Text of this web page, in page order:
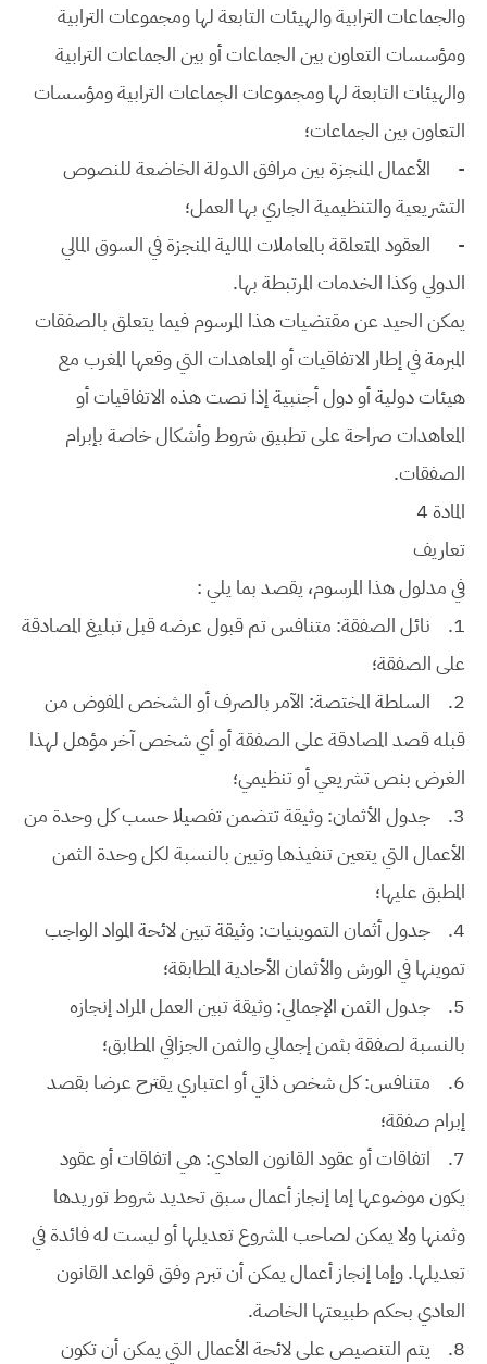
والجماعات الترابية والهيئات التابعة لها ومجموعات الترابية
ومؤسسات التعاون بين الجماعات أو بين الجماعات الترابية
والهيئات التابعة لها ومجموعات الجماعات الترابية ومؤسسات
التعاون بين الجماعات؛
-
الأعمال المنجزة بين مرافق الدولة الخاضعة للنصوص
التشريعية والتنظيمية الجاري بها العمل؛
-
العقود المتعلقة بالمعاملات المالية المنجزة في السوق المالي
الدولي وكذا الخدمات المرتبطة بها.
يمكن الحيد عن مقتضيات هذا المرسوم فيما يتعلق بالصفقات
المبرمة في إطار الاتفاقيات أو المعاهدات التي وقعها المغرب مع
هيئات دولية أو دول أجنبية إذا نصت هذه الاتفاقيات أو
المعاهدات صراحة على تطبيق شروط وأشكال خاصة بإبرام
الصفقات.
المادة 4
تعاريف
في مدلول هذا المرسوم، يقصد بما يلي :
1.
نائل الصفقة: متنافس تم قبول عرضه قبل تبليغ المصادقة
على الصفقة؛
2.
السلطة المختصة: الآمر بالصرف أو الشخص المفوض من
قبله قصد المصادقة على الصفقة أو أي شخص آخر مؤهل لهذا
الغرض بنص تشريعي أو تنظيمي؛
3.
جدول الأثمان: وثيقة تتضمن تفصيلا حسب كل وحدة من
الأعمال التي يتعين تنفيذها وتبين بالنسبة لكل وحدة الثمن
المطبق عليها؛
4.
جدول أثمان التموينيات: وثيقة تبين لائحة المواد الواجب
تموينها في الورش والأثمان الأحادية المطابقة؛
5.
جدول الثمن الإجمالي: وثيقة تبين العمل المراد إنجازه
بالنسبة لصفقة بثمن إجمالي والثمن الجزافي المطابق؛
6.
متنافس: كل شخص ذاتي أو اعتباري يقترح عرضا بقصد
إبرام صفقة؛
7.
اتفاقات أو عقود القانون العادي: هي اتفاقات أو عقود
يكون موضوعها إما إنجاز أعمال سبق تحديد شروط توريدها
وثمنها ولا يمكن لصاحب المشروع تعديلها أو ليست له فائدة في
تعديلها. وإما إنجاز أعمال يمكن أن تبرم وفق قواعد القانون
العادي بحكم طبيعتها الخاصة.
8.
يتم التنصيص على لائحة الأعمال التي يمكن أن تكون